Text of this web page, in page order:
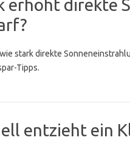
erhöht direkte
stark direkte
Tipps.
entzieht ein